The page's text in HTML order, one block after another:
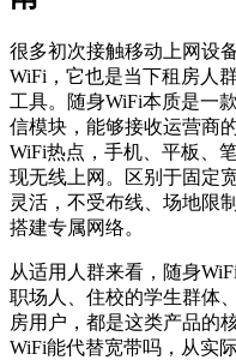
很多初次接触移动上网设
WiFi，它也是当下租房人
工具。随身WiFi本质是一
信模块，能够接收运营商
WiFi热点，手机、平板、
现无线上网。区别于固定
灵活，不受布线、场地限
搭建专属网络。
从适用人群来看，随身
职场人、住校的学生群体
房用户，都是这类产品的
WiFi能代替宽带吗，从实